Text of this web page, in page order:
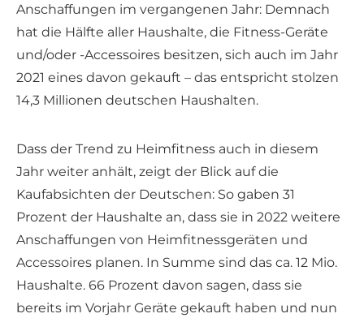
Anschaffungen im vergangenen Jahr: Demnach
hat die Hälfte aller Haushalte, die Fitness-Geräte
und/oder -Accessoires besitzen, sich auch im Jahr
2021 eines davon gekauft – das entspricht stolzen
14,3 Millionen deutschen Haushalten.
Dass der Trend zu Heimfitness auch in diesem
Jahr weiter anhält, zeigt der Blick auf die
Kaufabsichten der Deutschen: So gaben 31
Prozent der Haushalte an, dass sie in 2022 weitere
Anschaffungen von Heimfitnessgeräten und
Accessoires planen. In Summe sind das ca. 12 Mio.
Haushalte. 66 Prozent davon sagen, dass sie
bereits im Vorjahr Geräte gekauft haben und nun